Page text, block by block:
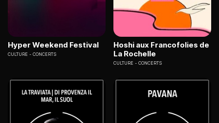
Hyper Weekend Festival
CULTURE CONCERTS
Hoshi aux Francofolies de
La Rochelle
CULTURE CONCERTS